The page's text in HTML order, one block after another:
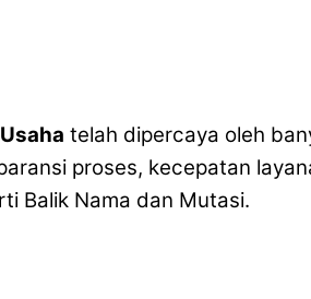
telah dipercaya oleh
proses, kecepatan
Balik Nama dan Mutasi.